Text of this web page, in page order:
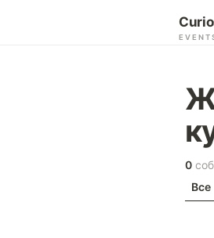
0
Все